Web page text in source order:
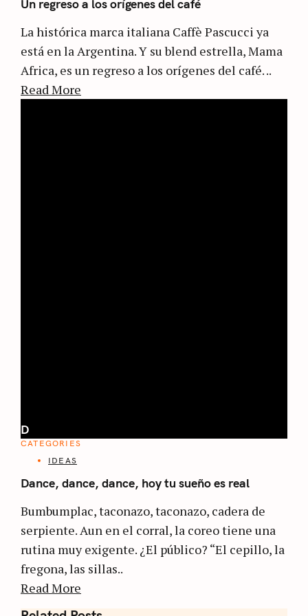
Un regreso a los orígenes del café
La histórica marca italiana Caffè Pascucci ya
está en la Argentina. Y su blend estrella, Mama
Africa, es un regreso a los orígenes del café. ..
Read More
D
CATEGORIES
IDEAS
Dance, dance, dance, hoy tu sueño es real
Bumbumplac, taconazo, taconazo, cadera de
serpiente. Aun en el corral, la coreo tiene una
rutina muy exigente. ¿El público? “El cepillo, la
fregona, las sillas..
Read More